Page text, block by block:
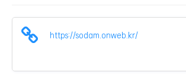
https://sodam.onweb.kr/